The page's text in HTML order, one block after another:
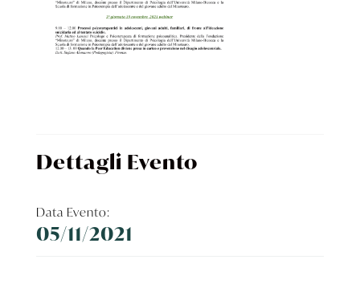
Dettagli Evento
Data Evento:
05/11/2021